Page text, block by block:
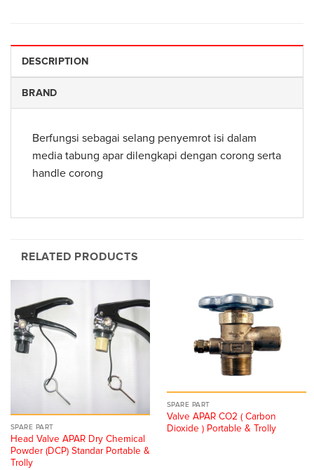
DESCRIPTION
BRAND
Berfungsi sebagai selang penyemrot isi dalam
media tabung apar dilengkapi dengan corong serta
handle corong
RELATED PRODUCTS
SPARE PART
Head Valve APAR Dry Chemical
Powder (DCP) Standar Portable &
Trolly
SPARE PART
Valve APAR CO2 ( Carbon
Dioxide ) Portable & Trolly